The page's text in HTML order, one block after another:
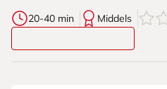
20-40 min Middels 0av5